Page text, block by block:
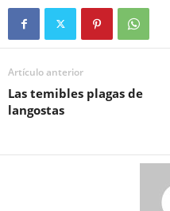
Artículo anterior
Las temibles plagas de
langostas